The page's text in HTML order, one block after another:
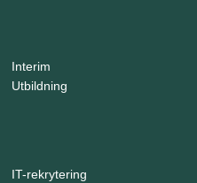
Interim
Utbildning
IT-rekrytering